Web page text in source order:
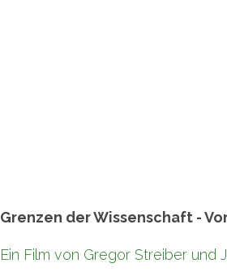
Grenzen der Wissenschaft -
Ein Film von Gregor Streiber und